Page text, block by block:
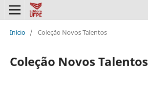
Início / Coleção Novos Talentos
Coleção Novos Talentos